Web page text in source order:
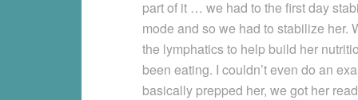
part of it … we had to the first day
mode and so we had to stabilize her.
the lymphatics to help build her
been eating. I couldn’t even do an
basically prepped her, we got her